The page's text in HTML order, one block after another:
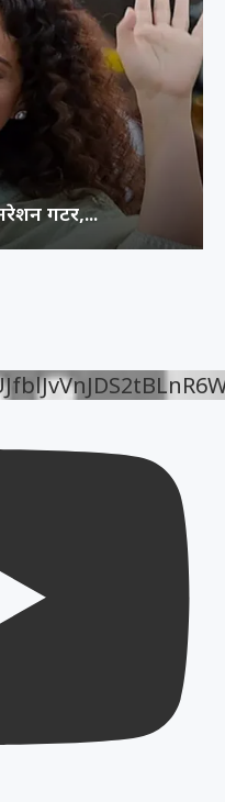
गटर,...